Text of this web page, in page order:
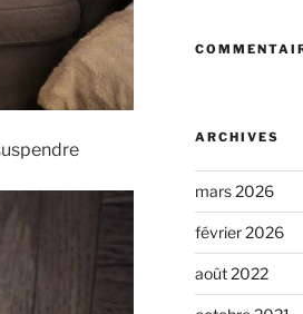
ARCHIVES
mars 2026
février 2026
août 2022